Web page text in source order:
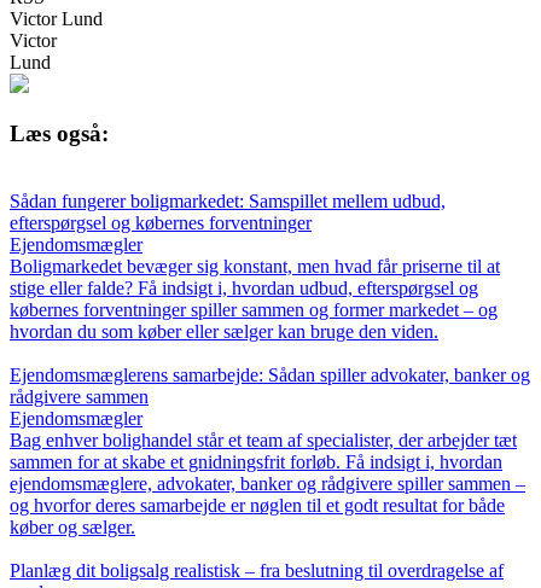
Victor Lund
Victor
Lund
Læs også:
Sådan fungerer boligmarkedet: Samspillet mellem udbud,
efterspørgsel og købernes forventninger
Ejendomsmægler
Boligmarkedet bevæger sig konstant, men hvad får priserne til at
stige eller falde? Få indsigt i, hvordan udbud, efterspørgsel og
købernes forventninger spiller sammen og former markedet – og
hvordan du som køber eller sælger kan bruge den viden.
Ejendomsmæglerens samarbejde: Sådan spiller advokater, banker og
rådgivere sammen
Ejendomsmægler
Bag enhver bolighandel står et team af specialister, der arbejder tæt
sammen for at skabe et gnidningsfrit forløb. Få indsigt i, hvordan
ejendomsmæglere, advokater, banker og rådgivere spiller sammen –
og hvorfor deres samarbejde er nøglen til et godt resultat for både
køber og sælger.
Planlæg dit boligsalg realistisk – fra beslutning til overdragelse af